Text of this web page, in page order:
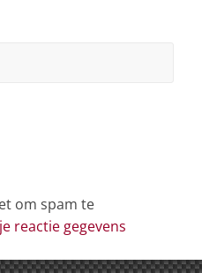
om spam te
reactie gegevens